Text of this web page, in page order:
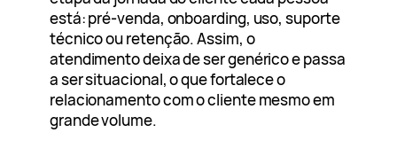
está: pré-venda, onboarding, uso, suporte
técnico ou retenção. Assim, o
atendimento deixa de ser genérico e passa
a ser situacional, o que fortalece o
relacionamento com o cliente mesmo em
grande volume.